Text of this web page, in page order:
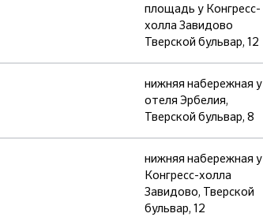
площадь у Конгресс-
холла Завидово
Тверской бульвар, 12
нижняя набережная у
отеля Эрбелия,
Тверской бульвар, 8
нижняя набережная у
Конгресс-холла
Завидово, Тверской
бульвар, 12